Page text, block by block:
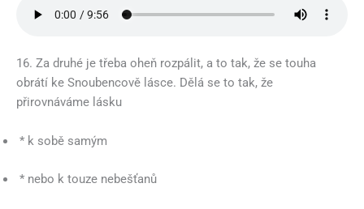
16. Za druhé je třeba oheň rozpálit, a to tak, že se touha
obrátí ke Snoubencově lásce. Dělá se to tak, že
přirovnáváme lásku
* k sobě samým
* nebo k touze nebešťanů